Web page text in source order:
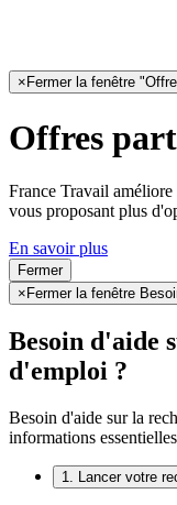
× Fermer la fenêtre
Offres
France Travail
vous proposant plus
En savoir plus
Fermer
× Fermer la fenêtre
Besoin d'aide
d'emploi ?
Besoin d'aide sur la
informations
1. Lancer votre